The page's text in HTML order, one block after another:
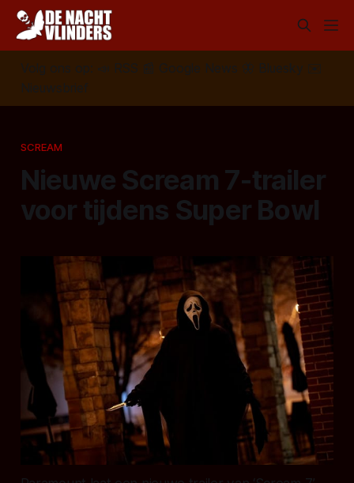
Volg ons op: 📣 RSS 📰 Google News 🦋 Bluesky
✉️
Nieuwsbrief
SCREAM
Nieuwe Scream 7-trailer
voor tijdens Super Bowl